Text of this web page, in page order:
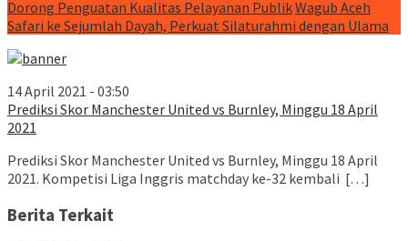
Dorong Penguatan Kualitas Pelayanan PublikWagub Aceh
Safari ke Sejumlah Dayah, Perkuat Silaturahmi dengan Ulama
14 April 2021 - 03:50
Prediksi Skor Manchester United vs Burnley, Minggu 18 April
2021
Prediksi Skor Manchester United vs Burnley, Minggu 18 April
2021. Kompetisi Liga Inggris matchday ke-32 kembali […]
Berita Terkait